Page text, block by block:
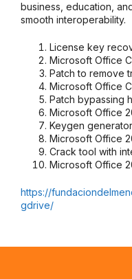
business, education,
smooth interoperability.
License key
Microsoft Office
Patch to remove
Microsoft Office
Patch bypassing
Microsoft Office
Keygen
Microsoft Office
Crack tool with
Microsoft Office
https://
gdrive/